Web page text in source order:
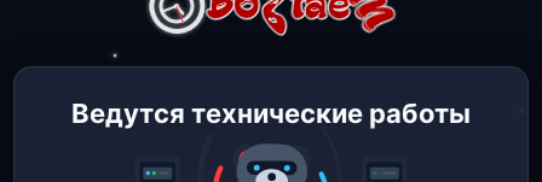
Ведутся технические работы